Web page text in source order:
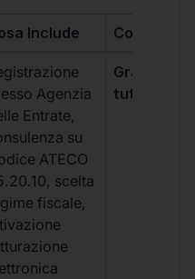
Include Costo
Agenzia
Entrate,
su
ATECO
scelta
fiscale,
Gratis,
tutti i piani